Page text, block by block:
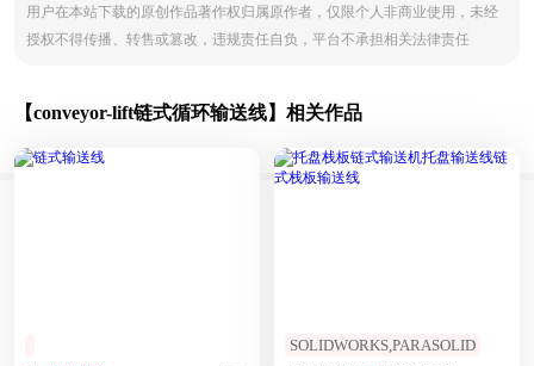
用户在本站下载的原创作品著作权归属原作者，仅限个人非商业使用，未经
授权不得传播、转售或篡改，违规责任自负，平台不承担相关法律责任
【conveyor-lift链式循环输送线】相关作品
SOLIDWORKS,PARASOLID